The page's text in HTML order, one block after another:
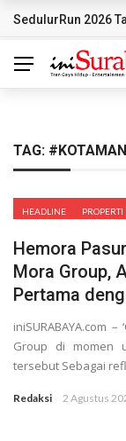
BREAKING NEWS
SedulurRun 2026
TAG:
HEADLINE PROPERTI
Hemora
Mora Group,
Pertama
iniSURABAYA.com
Group di momen
tersebut Sebagai
Redaksi 2 Agustus